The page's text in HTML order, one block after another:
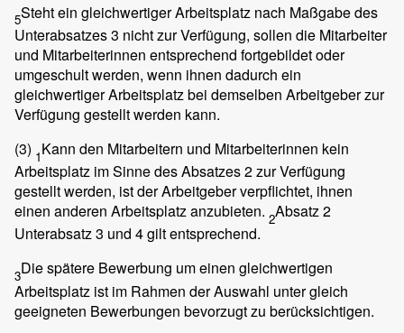
5Steht ein gleichwertiger Arbeitsplatz nach Maßgabe des
Unterabsatzes 3 nicht zur Verfügung, sollen die Mitarbeiter
und Mitarbeiterinnen entsprechend fortgebildet oder
umgeschult werden, wenn ihnen dadurch ein
gleichwertiger Arbeitsplatz bei demselben Arbeitgeber zur
Verfügung gestellt werden kann.
(3) 1Kann den Mitarbeitern und Mitarbeiterinnen kein
Arbeitsplatz im Sinne des Absatzes 2 zur Verfügung
gestellt werden, ist der Arbeitgeber verpflichtet, ihnen
einen anderen Arbeitsplatz anzubieten. 2Absatz 2
Unterabsatz 3 und 4 gilt entsprechend.
3Die spätere Bewerbung um einen gleichwertigen
Arbeitsplatz ist im Rahmen der Auswahl unter gleich
geeigneten Bewerbungen bevorzugt zu berücksichtigen.